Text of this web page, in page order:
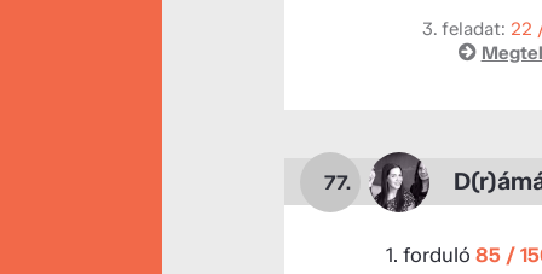
3. feladat: 22
77.
1. forduló 85 /